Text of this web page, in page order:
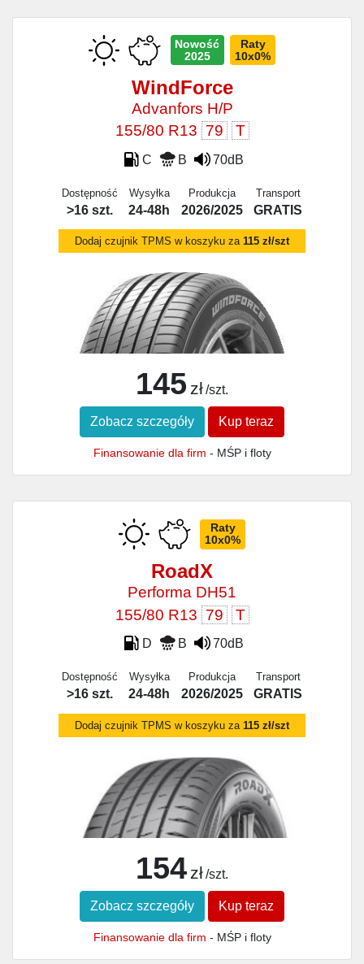
Nowość
2025
Raty
10x0%
WindForce
Advanfors H/P
155/80 R13 79 T
C B 70dB
Dostępność
>16 szt.
Wysyłka
24-48h
Produkcja
2026/2025
Transport
GRATIS
Dodaj czujnik TPMS w koszyku za 115 zł/szt
145 zł /szt.
Zobacz szczegóły Kup teraz
Finansowanie dla firm - MŚP i floty
Raty
10x0%
RoadX
Performa DH51
155/80 R13 79 T
D B 70dB
Dostępność
>16 szt.
Wysyłka
24-48h
Produkcja
2026/2025
Transport
GRATIS
Dodaj czujnik TPMS w koszyku za 115 zł/szt
154 zł /szt.
Zobacz szczegóły Kup teraz
Finansowanie dla firm - MŚP i floty